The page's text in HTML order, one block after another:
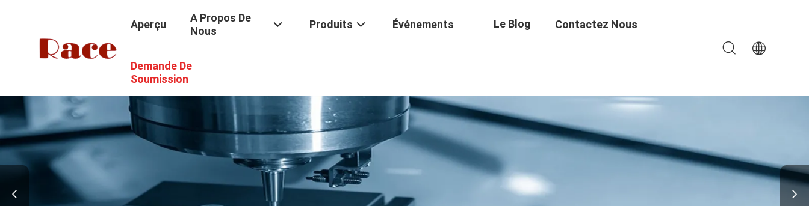
Aperçu
A Propos De
Nous
Produits Événements Le Blog Contactez Nous
Demande De
Soumission